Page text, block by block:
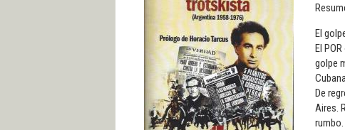
El
El
golpe
De
Aires.